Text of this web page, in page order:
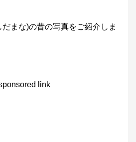
まな)の昔の写真をご紹介しま
link